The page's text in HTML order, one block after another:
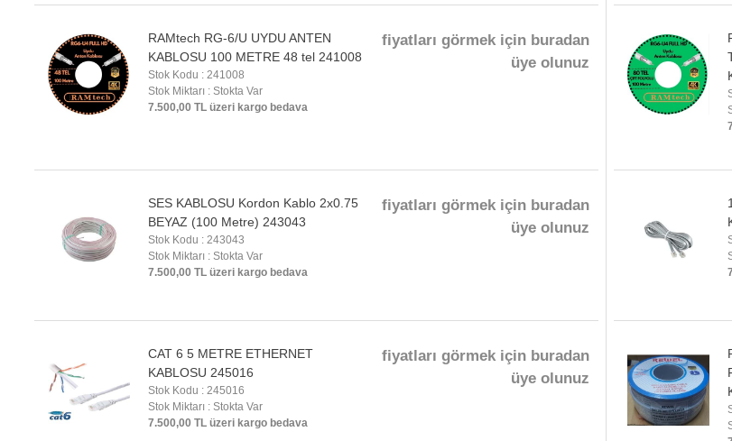
RAMtech RG-6/U UYDU ANTEN
KABLOSU 100 METRE 48 tel 241008
Stok Kodu : 241008
Stok Miktarı : Stokta Var
7.500,00 TL üzeri kargo bedava
fiyatları görmek için buradan
üye olunuz
SES KABLOSU Kordon Kablo 2x0.75
BEYAZ (100 Metre) 243043
Stok Kodu : 243043
Stok Miktarı : Stokta Var
7.500,00 TL üzeri kargo bedava
fiyatları görmek için buradan
üye olunuz
CAT 6 5 METRE ETHERNET
KABLOSU 245016
Stok Kodu : 245016
Stok Miktarı : Stokta Var
7.500,00 TL üzeri kargo bedava
fiyatları görmek için buradan
üye olunuz